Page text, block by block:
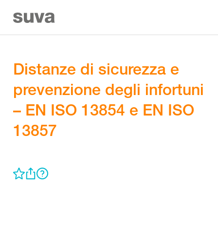
Distanze di sicurezza e
prevenzione degli infortuni
– EN ISO 13854 e EN ISO
13857